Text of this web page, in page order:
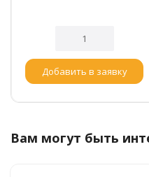
Добавить в заявку
Вам могут быть